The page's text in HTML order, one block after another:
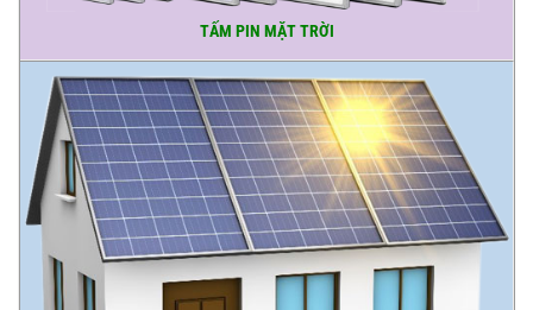
TẤM PIN MẶT TRỜI